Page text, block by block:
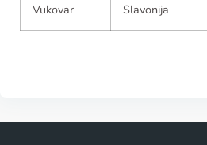
Vukovar Slavonija